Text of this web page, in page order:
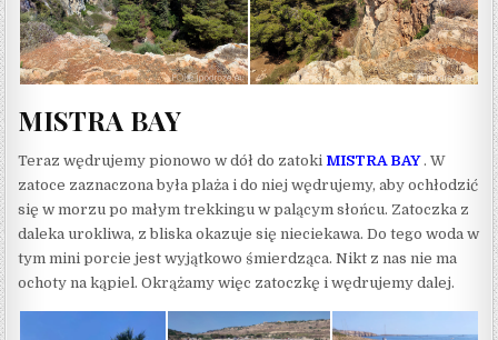
MISTRA BAY
Teraz wędrujemy pionowo w dół do zatoki MISTRA BAY. W
zatoce zaznaczona była plaża i do niej wędrujemy, aby ochłodzić
się w morzu po małym trekkingu w palącym słońcu. Zatoczka z
daleka urokliwa, z bliska okazuje się nieciekawa. Do tego woda w
tym mini porcie jest wyjątkowo śmierdząca. Nikt z nas nie ma
ochoty na kąpiel. Okrążamy więc zatoczkę i wędrujemy dalej.